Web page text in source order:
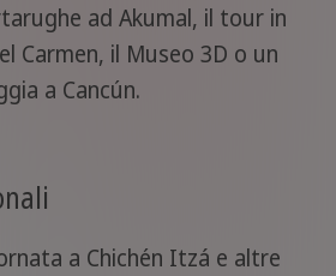
ad Akumal, il tour in
Carmen, il Museo 3D o un
a Cancún.
a Chichén Itzá e altre